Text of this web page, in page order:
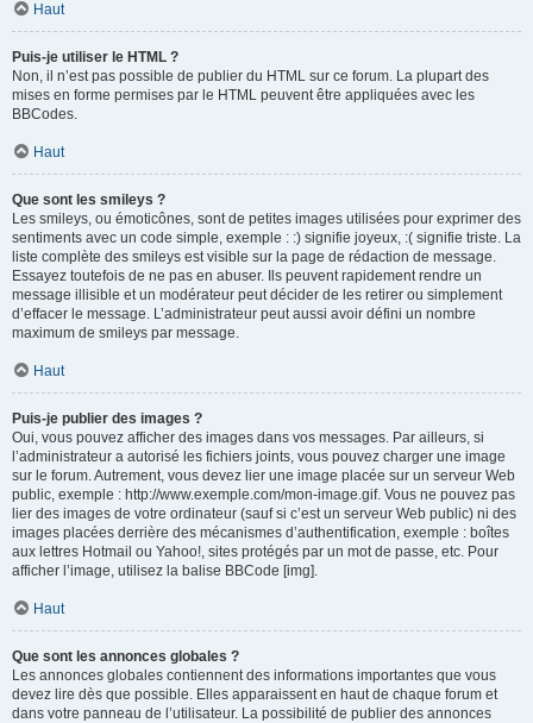
Haut
Puis-je utiliser le HTML ?
Non, il n’est pas possible de publier du HTML sur ce forum. La plupart des
mises en forme permises par le HTML peuvent être appliquées avec les
BBCodes.
Haut
Que sont les smileys ?
Les smileys, ou émoticônes, sont de petites images utilisées pour exprimer des
sentiments avec un code simple, exemple : :) signifie joyeux, :( signifie triste. La
liste complète des smileys est visible sur la page de rédaction de message.
Essayez toutefois de ne pas en abuser. Ils peuvent rapidement rendre un
message illisible et un modérateur peut décider de les retirer ou simplement
d’effacer le message. L’administrateur peut aussi avoir défini un nombre
maximum de smileys par message.
Haut
Puis-je publier des images ?
Oui, vous pouvez afficher des images dans vos messages. Par ailleurs, si
l’administrateur a autorisé les fichiers joints, vous pouvez charger une image
sur le forum. Autrement, vous devez lier une image placée sur un serveur Web
public, exemple : http://www.exemple.com/mon-image.gif. Vous ne pouvez pas
lier des images de votre ordinateur (sauf si c’est un serveur Web public) ni des
images placées derrière des mécanismes d’authentification, exemple : boîtes
aux lettres Hotmail ou Yahoo!, sites protégés par un mot de passe, etc. Pour
afficher l’image, utilisez la balise BBCode [img].
Haut
Que sont les annonces globales ?
Les annonces globales contiennent des informations importantes que vous
devez lire dès que possible. Elles apparaissent en haut de chaque forum et
dans votre panneau de l’utilisateur. La possibilité de publier des annonces